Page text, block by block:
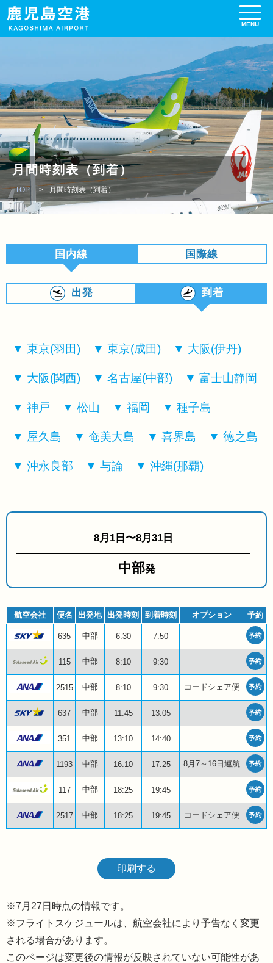
月間時刻表（到着）
TOP 月間時刻表（到着）
国内線 国際線
出発 到着
東京(羽田) 東京(成田) 大阪(伊丹)
大阪(関西) 名古屋(中部) 富士山静岡
神戸 松山 福岡 種子島
屋久島 奄美大島 喜界島 徳之島
沖永良部 与論 沖縄(那覇)
8月1日〜8月31日
中部発
航空会社 便名 出発地 出発時刻 到着時刻 オプション 予約
635 中部 6:30 7:50
115 中部 8:10 9:30
2515 中部 8:10 9:30 コードシェア便
637 中部 11:45 13:05
351 中部 13:10 14:40
1193 中部 16:10 17:25 8月7～16日運航
117 中部 18:25 19:45
2517 中部 18:25 19:45 コードシェア便
印刷する
7月27日時点の情報です。
※フライトスケジュールは、航空会社により予告なく変更
される場合があります。
このページは変更後の情報が反映されていない可能性があ